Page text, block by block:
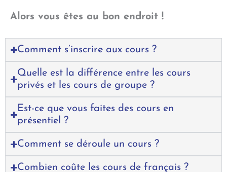
Alors vous êtes au bon endroit !
Comment s’inscrire aux cours ?
Quelle est la différence entre les cours
privés et les cours de groupe ?
Est-ce que vous faites des cours en
présentiel ?
Comment se déroule un cours ?
Combien coûte les cours de français ?